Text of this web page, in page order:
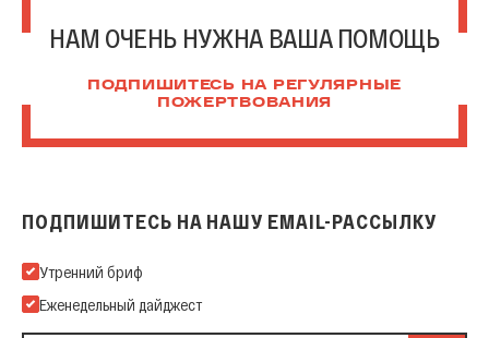
НАМ ОЧЕНЬ НУЖНА ВАША ПОМОЩЬ
ПОДПИШИТЕСЬ НА РЕГУЛЯРНЫЕ
ПОЖЕРТВОВАНИЯ
ПОДПИШИТЕСЬ НА НАШУ EMAIL-РАССЫЛКУ
Подпишитесь на нашу Email-рассылку
Утренний бриф
Еженедельный дайджест